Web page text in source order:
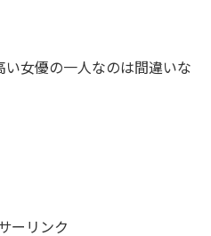
女優の一人なのは間違いな
ーリンク